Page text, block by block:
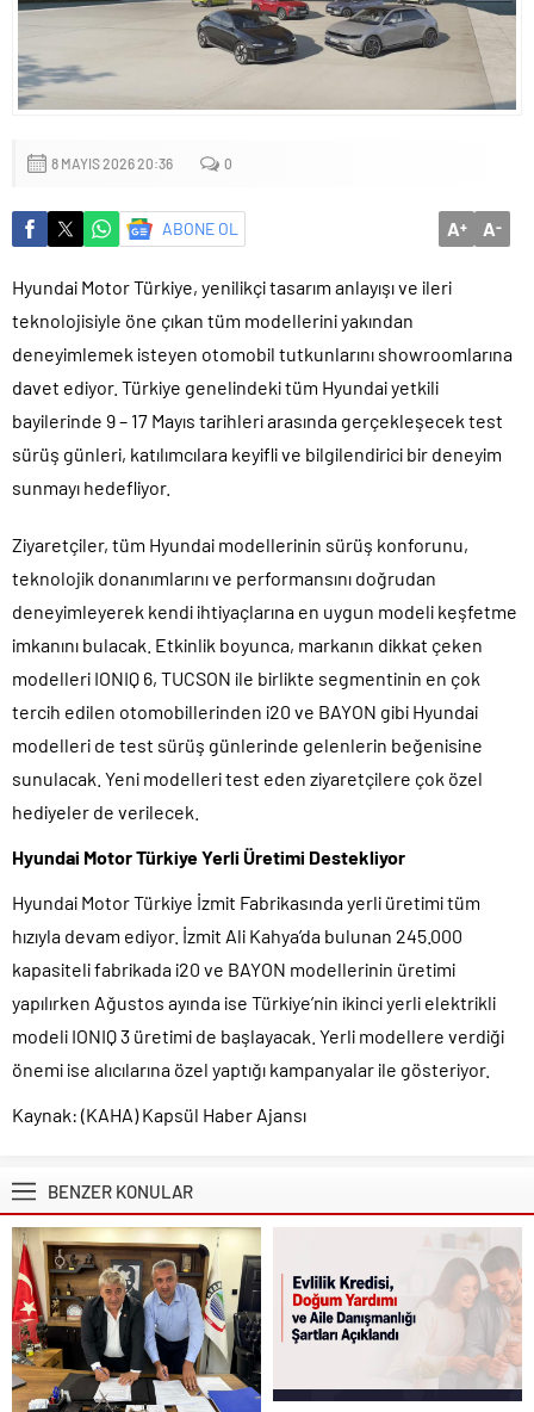
Sığacık’tan güçlü mesaj: “Deniz bizim, Sığacık hepimizin”
Maltepe’de çocuklar kitapların renkli dünyasında buluştu
8 MAYIS 2026 20:36 0
ABONE OL A+ A-
Hyundai Motor Türkiye, yenilikçi tasarım anlayışı ve ileri
teknolojisiyle öne çıkan tüm modellerini yakından
deneyimlemek isteyen otomobil tutkunlarını showroomlarına
davet ediyor. Türkiye genelindeki tüm Hyundai yetkili
bayilerinde 9 – 17 Mayıs tarihleri arasında gerçekleşecek test
sürüş günleri, katılımcılara keyifli ve bilgilendirici bir deneyim
sunmayı hedefliyor.
Ziyaretçiler, tüm Hyundai modellerinin sürüş konforunu,
teknolojik donanımlarını ve performansını doğrudan
deneyimleyerek kendi ihtiyaçlarına en uygun modeli keşfetme
imkanını bulacak. Etkinlik boyunca, markanın dikkat çeken
modelleri IONIQ 6, TUCSON ile birlikte segmentinin en çok
tercih edilen otomobillerinden i20 ve BAYON gibi Hyundai
modelleri de test sürüş günlerinde gelenlerin beğenisine
sunulacak. Yeni modelleri test eden ziyaretçilere çok özel
hediyeler de verilecek.
Hyundai Motor Türkiye Yerli Üretimi Destekliyor
Hyundai Motor Türkiye İzmit Fabrikasında yerli üretimi tüm
hızıyla devam ediyor. İzmit Ali Kahya’da bulunan 245.000
kapasiteli fabrikada i20 ve BAYON modellerinin üretimi
yapılırken Ağustos ayında ise Türkiye’nin ikinci yerli elektrikli
modeli IONIQ 3 üretimi de başlayacak. Yerli modellere verdiği
önemi ise alıcılarına özel yaptığı kampanyalar ile gösteriyor.
Kaynak: (KAHA) Kapsül Haber Ajansı
BENZER KONULAR